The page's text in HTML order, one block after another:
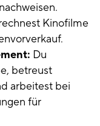
Kinofilme
Du
betreust
arbeitest bei
für